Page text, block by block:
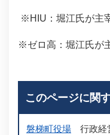
※HIU：堀江氏が主
※ゼロ高：堀江氏が
このページに関
磐梯町役場
行政経